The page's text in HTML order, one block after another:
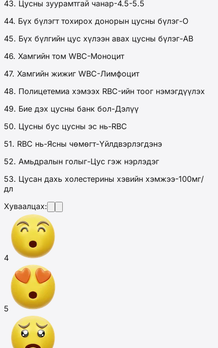
43. Цусны зуурамтгай чанар-4.5-5.5
44. Бүх бүлэгт тохирох донорын цусны бүлэг-O
45. Бүх бүлгийн цус хүлээн авах цусны бүлэг-AB
46. Хамгийн том WBC-Моноцит
47. Хамгийн жижиг WBC-Лимфоцит
48. Полицетемиа хэмээх RBC-ийн тоог нэмэгдүүлэх
49. Бие дэх цусны банк бол-Дэлүү
50. Цусны бус цусны эс нь-RBC
51. RBC нь-Ясны чөмөгт-Үйлдвэрлэгдэнэ
52. Амьдралын голыг-Цус гэж нэрлэдэг
53. Цусан дахь холестерины хэвийн хэмжээ-100мг/
дл
Хуваалцах:
4
5